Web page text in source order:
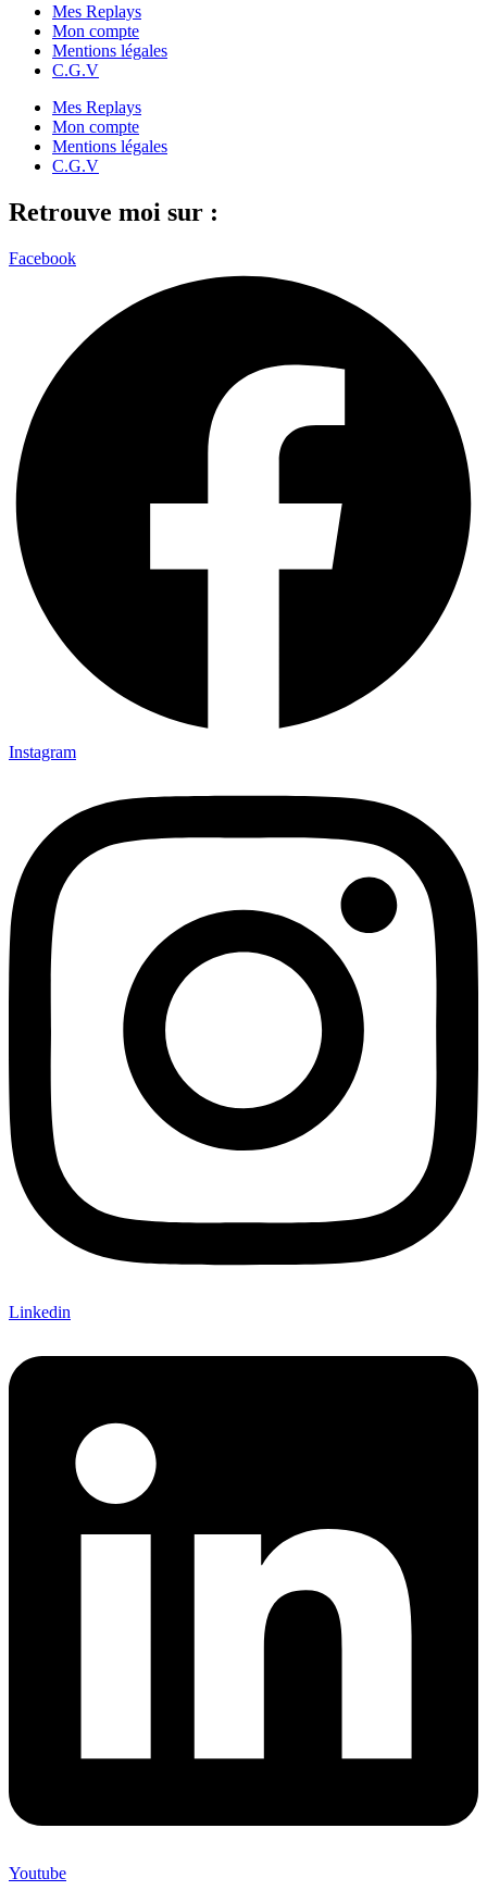
Mes Replays
Mon compte
Mentions légales
C.G.V
Mes Replays
Mon compte
Mentions légales
C.G.V
Retrouve moi sur :
Facebook
Instagram
Linkedin
Youtube